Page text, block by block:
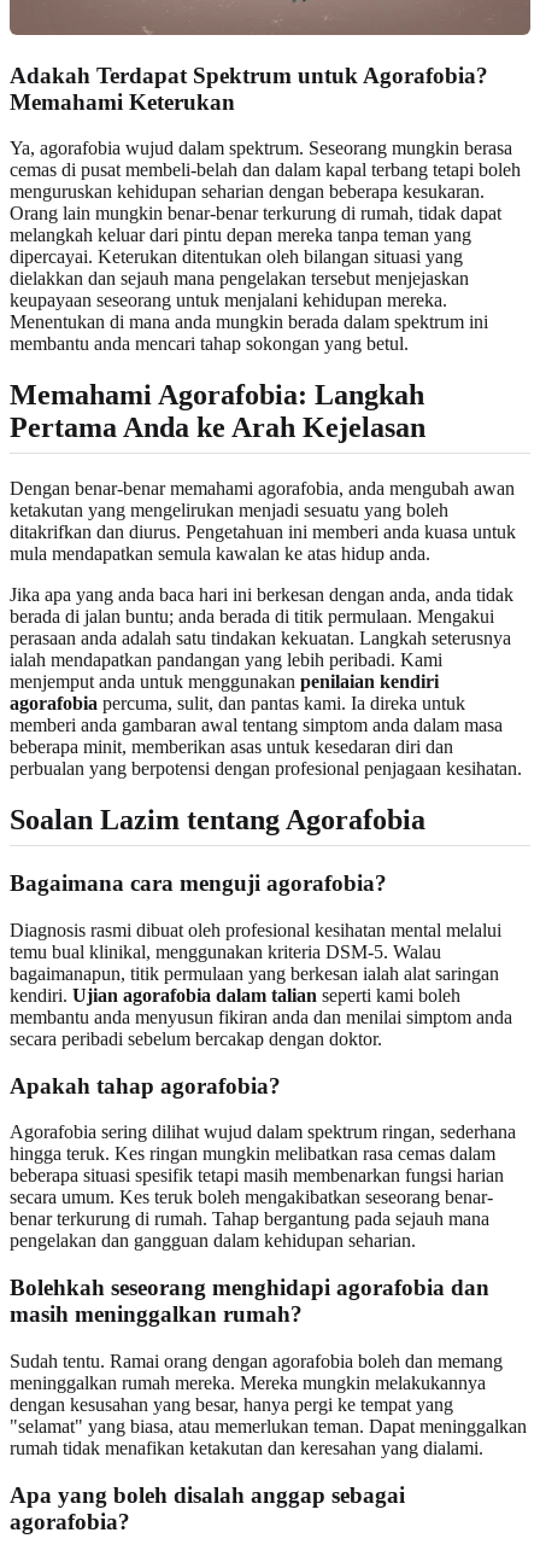
Adakah Terdapat Spektrum untuk Agorafobia?
Memahami Keterukan
Ya, agorafobia wujud dalam spektrum. Seseorang mungkin berasa
cemas di pusat membeli-belah dan dalam kapal terbang tetapi boleh
menguruskan kehidupan seharian dengan beberapa kesukaran.
Orang lain mungkin benar-benar terkurung di rumah, tidak dapat
melangkah keluar dari pintu depan mereka tanpa teman yang
dipercayai. Keterukan ditentukan oleh bilangan situasi yang
dielakkan dan sejauh mana pengelakan tersebut menjejaskan
keupayaan seseorang untuk menjalani kehidupan mereka.
Menentukan di mana anda mungkin berada dalam spektrum ini
membantu anda mencari tahap sokongan yang betul.
Memahami Agorafobia: Langkah
Pertama Anda ke Arah Kejelasan
Dengan benar-benar memahami agorafobia, anda mengubah awan
ketakutan yang mengelirukan menjadi sesuatu yang boleh
ditakrifkan dan diurus. Pengetahuan ini memberi anda kuasa untuk
mula mendapatkan semula kawalan ke atas hidup anda.
Jika apa yang anda baca hari ini berkesan dengan anda, anda tidak
berada di jalan buntu; anda berada di titik permulaan. Mengakui
perasaan anda adalah satu tindakan kekuatan. Langkah seterusnya
ialah mendapatkan pandangan yang lebih peribadi. Kami
menjemput anda untuk menggunakan penilaian kendiri
agorafobia percuma, sulit, dan pantas kami. Ia direka untuk
memberi anda gambaran awal tentang simptom anda dalam masa
beberapa minit, memberikan asas untuk kesedaran diri dan
perbualan yang berpotensi dengan profesional penjagaan kesihatan.
Soalan Lazim tentang Agorafobia
Bagaimana cara menguji agorafobia?
Diagnosis rasmi dibuat oleh profesional kesihatan mental melalui
temu bual klinikal, menggunakan kriteria DSM-5. Walau
bagaimanapun, titik permulaan yang berkesan ialah alat saringan
kendiri. Ujian agorafobia dalam talian seperti kami boleh
membantu anda menyusun fikiran anda dan menilai simptom anda
secara peribadi sebelum bercakap dengan doktor.
Apakah tahap agorafobia?
Agorafobia sering dilihat wujud dalam spektrum ringan, sederhana
hingga teruk. Kes ringan mungkin melibatkan rasa cemas dalam
beberapa situasi spesifik tetapi masih membenarkan fungsi harian
secara umum. Kes teruk boleh mengakibatkan seseorang benar-
benar terkurung di rumah. Tahap bergantung pada sejauh mana
pengelakan dan gangguan dalam kehidupan seharian.
Bolehkah seseorang menghidapi agorafobia dan
masih meninggalkan rumah?
Sudah tentu. Ramai orang dengan agorafobia boleh dan memang
meninggalkan rumah mereka. Mereka mungkin melakukannya
dengan kesusahan yang besar, hanya pergi ke tempat yang
"selamat" yang biasa, atau memerlukan teman. Dapat meninggalkan
rumah tidak menafikan ketakutan dan keresahan yang dialami.
Apa yang boleh disalah anggap sebagai
agorafobia?